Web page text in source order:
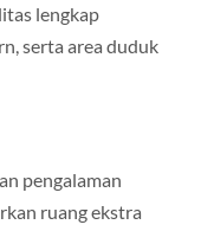
lengkap
serta area duduk
pengalaman
ruang ekstra